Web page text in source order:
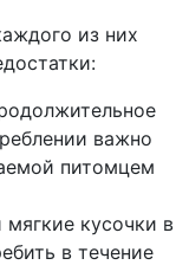
из них
важно
питомцем
кусочки в
в течение